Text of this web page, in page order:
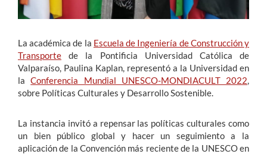
La académica de la Escuela de Ingeniería de Construcción y
Transporte de la Pontificia Universidad Católica de
Valparaíso, Paulina Kaplan, representó a la Universidad en
laConferencia Mundial UNESCO-MONDIACULT 2022
sobre Políticas Culturales y Desarrollo Sostenible.
La instancia invitó a repensar las políticas culturales como
un bien público global y hacer un seguimiento a la
aplicación de la Convención más reciente de la UNESCO en